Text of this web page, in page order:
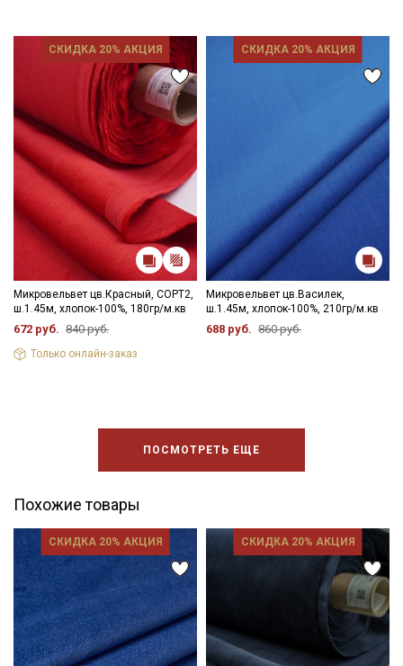
СКИДКА 20% АКЦИЯ
Микровельвет цв.Красный, СОРТ2,
ш.1.45м, хлопок-100%, 180гр/м.кв
672 руб. 840 руб.
Только онлайн-заказ
СКИДКА 20% АКЦИЯ
Микровельвет цв.Василек,
ш.1.45м, хлопок-100%, 210гр/м.кв
688 руб. 860 руб.
ПОСМОТРЕТЬ ЕЩЕ
Похожие товары
СКИДКА 20% АКЦИЯ СКИДКА 20% АКЦИЯ